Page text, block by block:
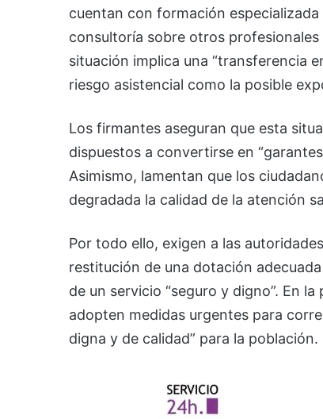
cuentan con formación
consultoría sobre otros
situación implica una “transferencia
riesgo asistencial como la posible
Los firmantes aseguran que esta
dispuestos a convertirse en
Asimismo, lamentan que los
degradada la calidad de la atención
Por todo ello, exigen a las
restitución de una dotación
de un servicio “seguro y digno”. En
adopten medidas urgentes para
digna y de calidad” para la población.